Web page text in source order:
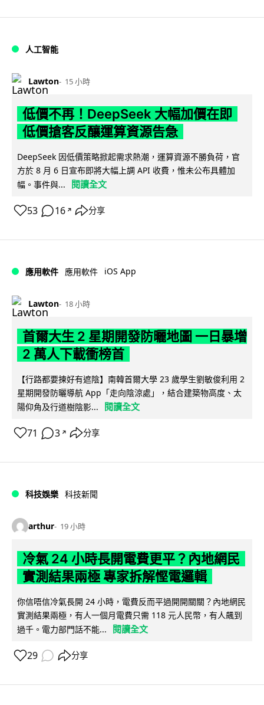
人工智能
Lawton 15 小時
低價不再！DeepSeek 大幅加價在即
低價搶客反釀運算資源告急
DeepSeek 因低價策略掀起需求熱潮，運算資源不勝負荷，官
方於 8 月 6 日宣布即將大幅上調 API 收費，惟未公布具體加
幅。事件與...
閱讀全文
53 16 ↗ 分享
應用軟件 應用軟件 iOS App
Lawton 18 小時
首爾大生 2 星期開發防曬地圖 一日暴增
2 萬人下載衝榜首
【行路都要揀好有遮陰】南韓首爾大學 23 歲學生劉敏俊利用 2
星期開發防曬導航 App「走向陰涼處」，結合建築物高度、太
陽仰角及行道樹陰影...
閱讀全文
71 3 ↗ 分享
科技娛樂 科技新聞
arthur 19 小時
冷氣 24 小時長開電費更平？內地網民
實測結果兩極 專家拆解慳電邏輯
你信唔信冷氣長開 24 小時，電費反而平過開開關關？內地網民
實測結果兩極，有人一個月電費只需 118 元人民幣，有人飆到
過千。電力部門話不能...
閱讀全文
29 分享